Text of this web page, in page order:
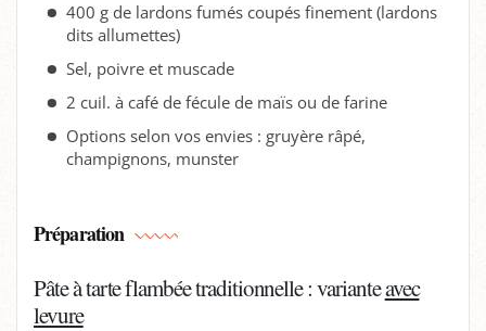
400 g de lardons fumés coupés finement (lardons
dits allumettes)
Sel, poivre et muscade
2 cuil. à café de fécule de maïs ou de farine
Options selon vos envies : gruyère râpé,
champignons, munster
Préparation
Pâte à tarte flambée traditionnelle : varianteavec
levure